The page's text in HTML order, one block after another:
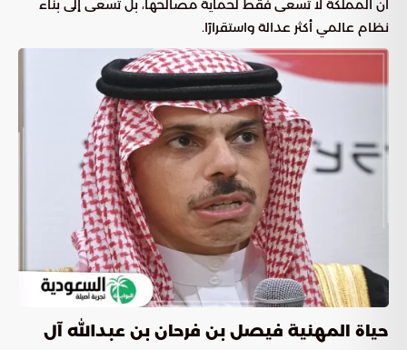
أن المملكة لا تسعى فقط لحماية مصالحها، بل تسعى إلى بناء
نظام عالمي أكثر عدالة واستقرارًا.
حياة المهنية فيصل بن فرحان بن عبدالله آل